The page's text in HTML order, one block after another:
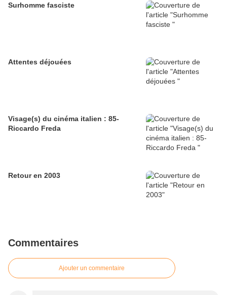
Surhomme fasciste
Attentes déjouées
Visage(s) du cinéma italien : 85-
Riccardo Freda
Retour en 2003
Commentaires
Ajouter un commentaire